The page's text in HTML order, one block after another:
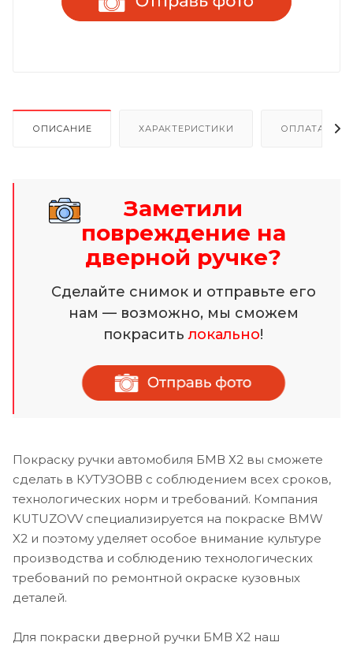
ОПИСАНИЕ ХАРАКТЕРИСТИКИ ОПЛАТА И
Заметили
повреждение на
дверной ручке?
Сделайте снимок и отправьте его
нам — возможно, мы сможем
покраситьлокально!
Покраску ручки автомобиля БМВ Х2 вы сможете
сделать в КУТУЗОВВ с соблюдением всех сроков,
технологических норм и требований. Компания
KUTUZOVV специализируется на покраске BMW
X2 и поэтому уделяет особое внимание культуре
производства и соблюдению технологических
требований по ремонтной окраске кузовных
деталей.
Для покраски дверной ручки БМВ Х2 наш